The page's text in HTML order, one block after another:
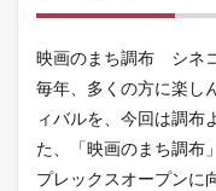
映画のまち調布 シネ
毎年、多くの方に楽し
ィバルを、今回は調布
た、「映画のまち調布
プレックスオープンに